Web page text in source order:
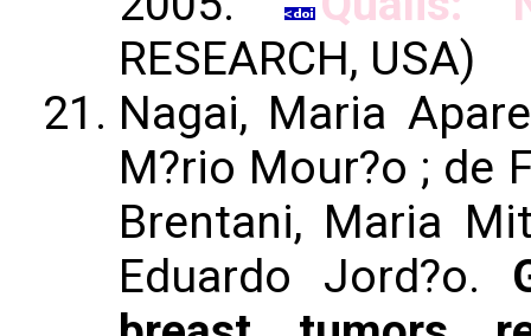
RESEARCH, USA)
Nagai, Maria
M?rio Mour?o ; de
Brentani, Maria
Eduardo Jord?o.